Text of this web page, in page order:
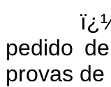
ï¿½
pedido
provas